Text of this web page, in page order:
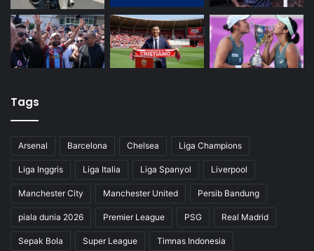
Tags
Arsenal Barcelona Chelsea Liga Champions
Liga Inggris Liga Italia Liga Spanyol Liverpool
Manchester City Manchester United Persib Bandung
piala dunia 2026 Premier League PSG Real Madrid
Sepak Bola Super League Timnas Indonesia